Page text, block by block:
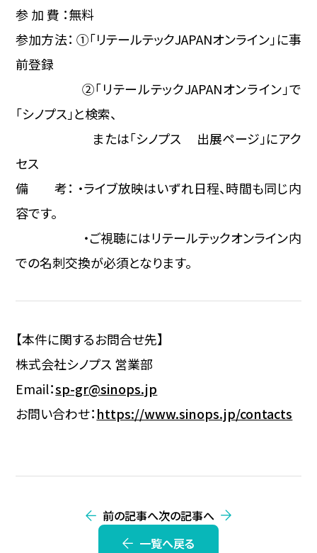
参 加 費 ：無料
参加方法： ①「リテールテックJAPANオンライン」に事
前登録
②「リテールテックJAPANオンライン」で
「シノプス」と検索、
または「シノプス 出展ページ」にアク
セス
備 考： ・ライブ放映はいずれ日程、時間も同じ内
容です。
・ご視聴にはリテールテックオンライン内
での名刺交換が必須となります。
【本件に関するお問合せ先】
株式会社シノプス 営業部
Email：sp-gr@sinops.jp
お問い合わせ：https://www.sinops.jp/contacts
前の記事へ次の記事へ
一覧へ戻る